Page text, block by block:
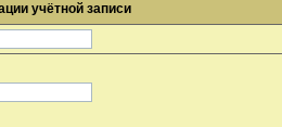
учётной записи